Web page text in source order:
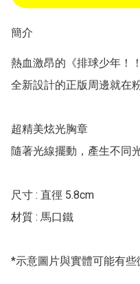
簡介
熱血激昂的《排球少年！
全新設計的正版周邊就在
超精美炫光胸章
隨著光線擺動，產生不同
尺寸 : 直徑 5.8cm
材質 : 馬口鐵
*示意圖片與實體可能有